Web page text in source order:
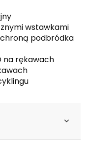
wstawkami
podbródka
na rękawach